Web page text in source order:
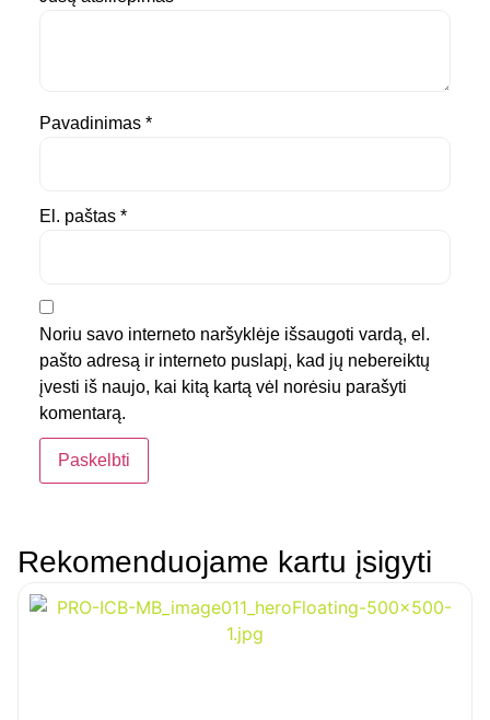
Pavadinimas *
El. paštas *
Noriu savo interneto naršyklėje išsaugoti vardą, el.
pašto adresą ir interneto puslapį, kad jų nebereiktų
įvesti iš naujo, kai kitą kartą vėl norėsiu parašyti
komentarą.
Rekomenduojame kartu įsigyti